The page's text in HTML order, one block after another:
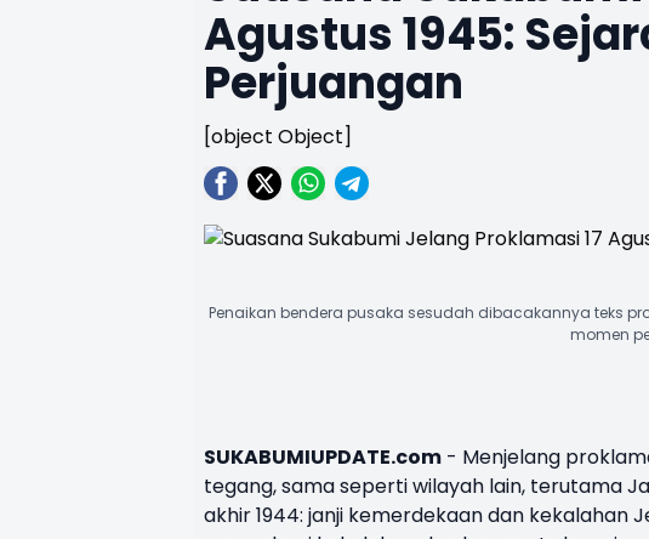
Agustus 1945:
Perjuangan
[object Object]
Penaikan bendera pusaka sesudah dibacakannya teks
momen
SUKABUMIUPDATE.com - Menjelang
tegang, sama seperti wilayah lain, terutama
akhir 1944: janji kemerdekaan dan kekalahan